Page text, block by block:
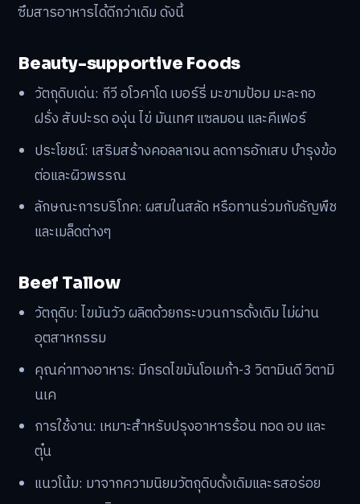
ซึมสารอาหารได้ดีกว่าเดิม ดังนี้
Beauty-supportive Foods
วัตถุดิบเด่น: กีวี อโวคาโด เบอร์รี่ มะขามป้อม มะละกอ
ฝรั่ง สับปะรด องุ่น ไข่ มันเทศ แซลมอน และคีเฟอร์
ประโยชน์: เสริมสร้างคอลลาเจน ลดการอักเสบ บำรุงข้อ
ต่อและผิวพรรณ
ลักษณะการบริโภค: ผสมในสลัด หรือทานร่วมกับธัญพืช
และเมล็ดต่างๆ
Beef Tallow
วัตถุดิบ: ไขมันวัว ผลิตด้วยกระบวนการดั้งเดิม ไม่ผ่าน
อุตสาหกรรม
คุณค่าทางอาหาร: มีกรดไขมันโอเมก้า-3 วิตามินดี วิตามิ
นเค
การใช้งาน: เหมาะสำหรับปรุงอาหารร้อน ทอด อบ และ
ตุ๋น
แนวโน้ม: มาจากความนิยมวัตถุดิบดั้งเดิมและรสอร่อย